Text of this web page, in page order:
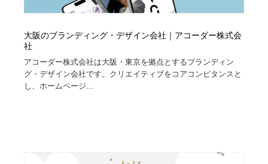
大阪のブランディング・デザイン会社｜アコーダー株式会
社
アコーダー株式会社は大阪・東京を拠点とするブランディン
グ・デザイン会社です。クリエイティブをコアコンピタンスと
し、ホームページ...